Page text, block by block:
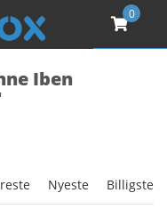
0
Iben
Nyeste Billigste